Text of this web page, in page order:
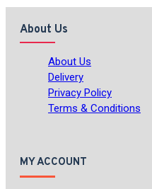
About Us
About Us
Delivery
Privacy Policy
Terms & Conditions
MY ACCOUNT